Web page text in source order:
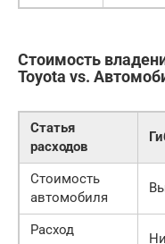
Стоимость
Toyota vs.
Статья
расходов
Стоимость
автомобиля
Расход